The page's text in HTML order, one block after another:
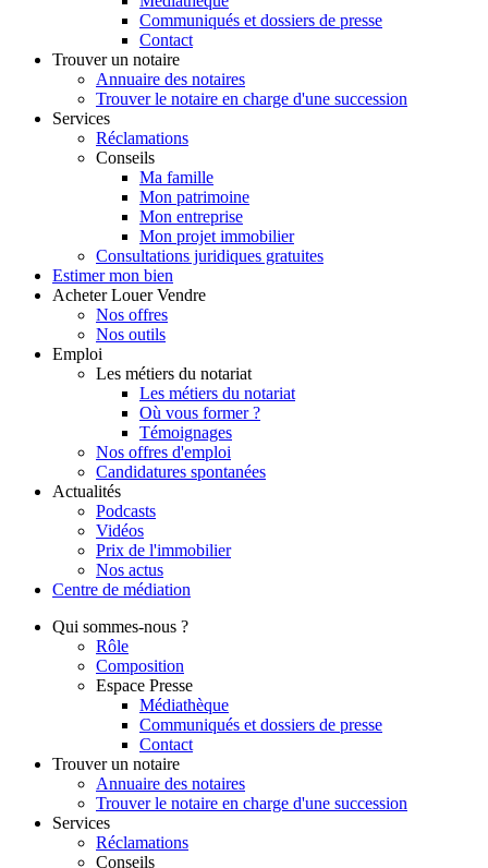
Communiqués et dossiers de presse
Contact
Trouver un notaire
Annuaire des notaires
Trouver le notaire en charge d'une succession
Services
Réclamations
Conseils
Ma famille
Mon patrimoine
Mon entreprise
Mon projet immobilier
Consultations juridiques gratuites
Estimer mon bien
Acheter Louer Vendre
Nos offres
Nos outils
Emploi
Les métiers du notariat
Les métiers du notariat
Où vous former ?
Témoignages
Nos offres d'emploi
Candidatures spontanées
Actualités
Podcasts
Vidéos
Prix de l'immobilier
Nos actus
Centre de médiation
Qui sommes-nous ?
Rôle
Composition
Espace Presse
Médiathèque
Communiqués et dossiers de presse
Contact
Trouver un notaire
Annuaire des notaires
Trouver le notaire en charge d'une succession
Services
Réclamations
Conseils